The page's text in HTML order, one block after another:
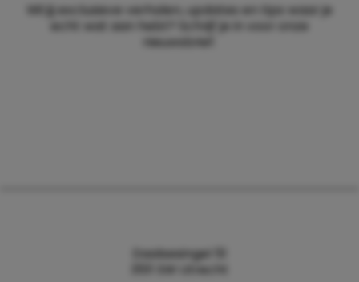
Wil jij exclusieve verhalen, updates en tips waar je
echt wat aan hebt? Schrijf je in voor onze
nieuwsbrief.
Daalsesingel 51
3511 SW Utrecht